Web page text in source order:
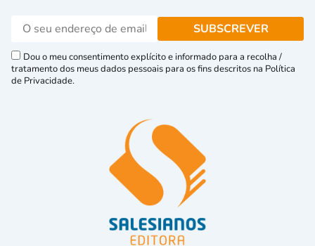
Dou o meu consentimento explícito e informado para a recolha /
tratamento dos meus dados pessoais para os fins descritos na Política
de Privacidade.